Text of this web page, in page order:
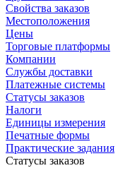
Свойства заказов
Местоположения
Цены
Торговые платформы
Компании
Службы доставки
Платежные системы
Статусы заказов
Налоги
Единицы измерения
Печатные формы
Практические задания
Статусы заказов